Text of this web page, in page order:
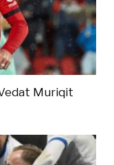
Muriqit